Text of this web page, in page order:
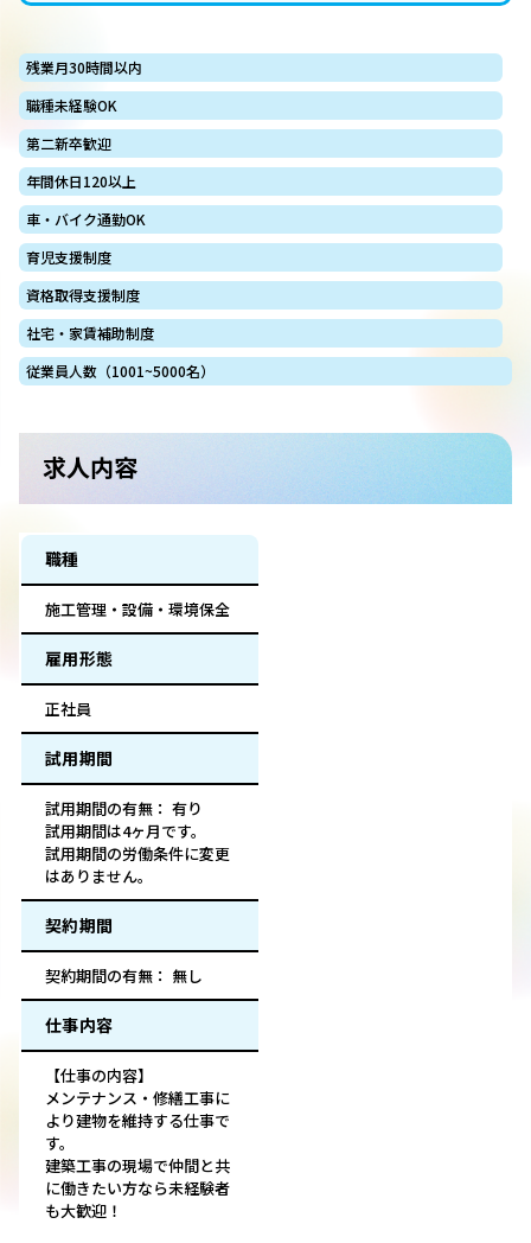
残業月30時間以内
職種未経験OK
第二新卒歓迎
年間休日120以上
車・バイク通勤OK
育児支援制度
資格取得支援制度
社宅・家賃補助制度
従業員人数（1001~5000名）
求人内容
職種
施工管理・設備・環境保全
雇用形態
正社員
試用期間
試用期間の有無： 有り
試用期間は4ヶ月です。
試用期間の労働条件に変更
はありません。
契約期間
契約期間の有無： 無し
仕事内容
【仕事の内容】
メンテナンス・修繕工事に
より建物を維持する仕事で
す。
建築工事の現場で仲間と共
に働きたい方なら未経験者
も大歓迎！